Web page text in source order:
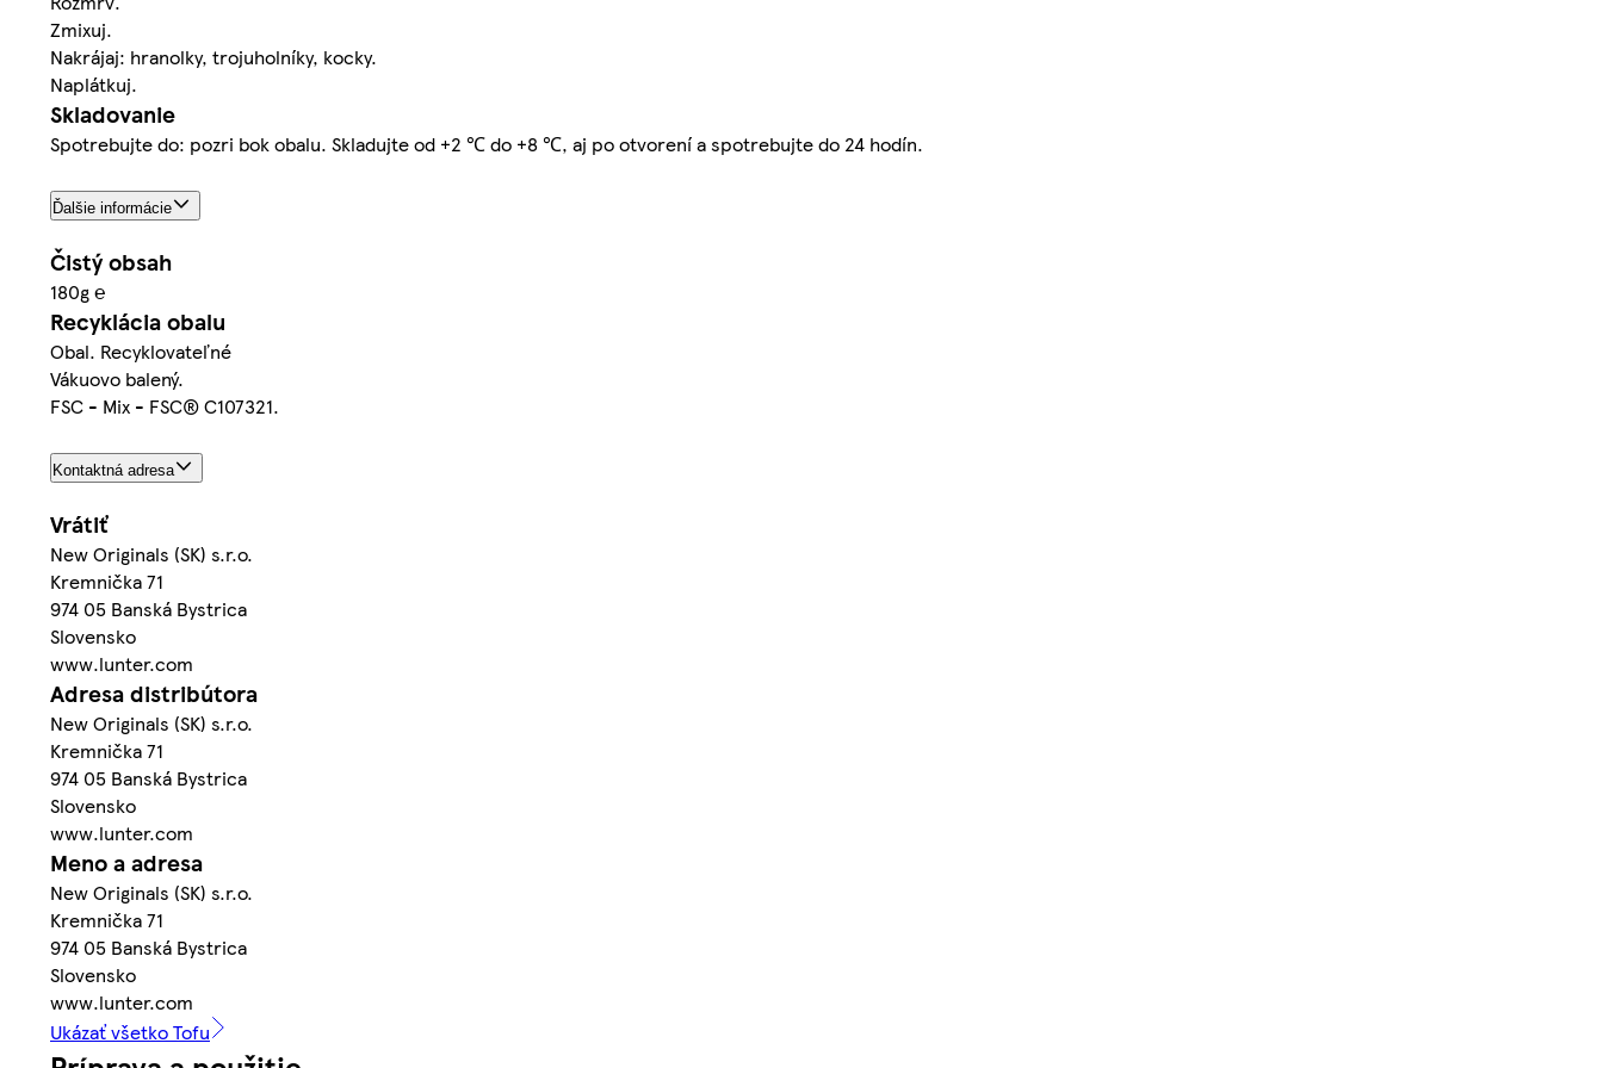
Zmixuj.
Nakrájaj: hranolky, trojuholníky, kocky.
Naplátkuj.
Skladovanie
Spotrebujte do: pozri bok obalu. Skladujte od +2 ℃ do +8 ℃, aj po otvorení a spotrebujte do 24 hodín.
Ďalšie informácie
Čistý obsah
180g ℮
Recyklácia obalu
Obal. Recyklovateľné
Vákuovo balený.
FSC - Mix - FSC® C107321.
Kontaktná adresa
Vrátiť
New Originals (SK) s.r.o.
Kremnička 71
974 05 Banská Bystrica
Slovensko
www.lunter.com
Adresa distribútora
New Originals (SK) s.r.o.
Kremnička 71
974 05 Banská Bystrica
Slovensko
www.lunter.com
Meno a adresa
New Originals (SK) s.r.o.
Kremnička 71
974 05 Banská Bystrica
Slovensko
www.lunter.com
Ukázať všetko Tofu